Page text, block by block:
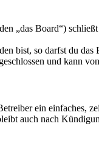
„das Board“)
bist, so darfst du
und kann
ein einfaches,
auch nach